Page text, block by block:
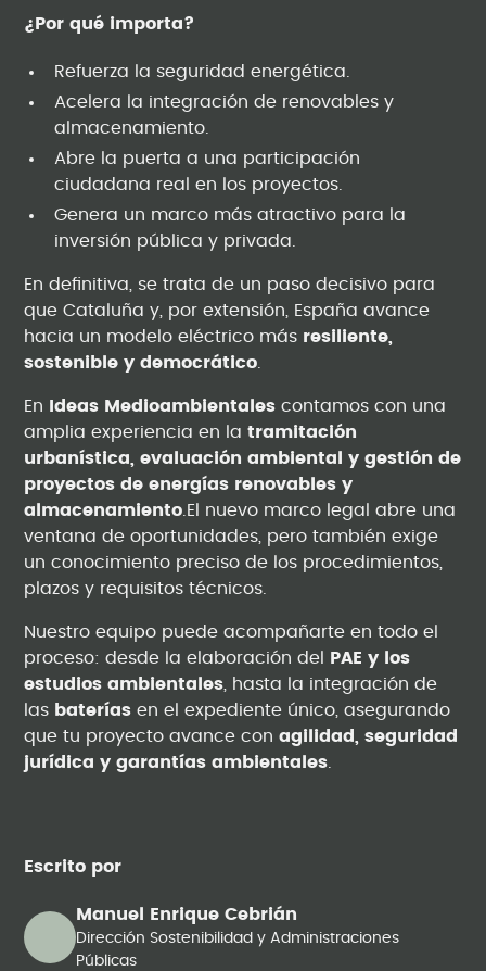
Escrito por
Manuel Enrique Cebrián
Dirección Sostenibilidad y Administraciones
Públicas
¿Por qué importa?
Refuerza la seguridad energética.
Acelera la integración de renovables y
almacenamiento.
Abre la puerta a una participación
ciudadana real en los proyectos.
Genera un marco más atractivo para la
inversión pública y privada.
En definitiva, se trata de un paso decisivo para
que Cataluña y, por extensión, España avance
hacia un modelo eléctrico más resiliente,
sostenible y democrático
En Ideas Medioambientales contamos con una
amplia experiencia en latramitación
urbanística, evaluación ambiental y gestión de
proyectos de energías renovables y
almacenamiento .El nuevo marco legal abre una
ventana de oportunidades, pero también exige
un conocimiento preciso de los procedimientos,
plazos y requisitos técnicos.
Nuestro equipo puede acompañarte en todo el
proceso: desde la elaboración del
PAE y los
estudios ambientales , hasta la integración de
las baterías en el expediente único, asegurando
que tu proyecto avance conagilidad, seguridad
jurídica y garantías ambientales